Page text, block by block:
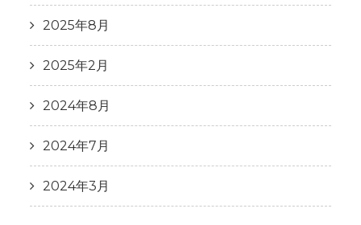
2025年8月
2025年2月
2024年8月
2024年7月
2024年3月